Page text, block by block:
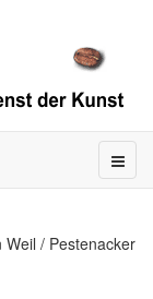
/ Pestenacker